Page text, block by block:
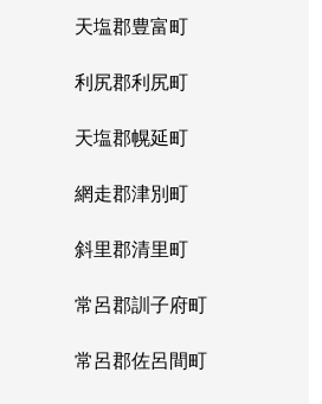
天塩郡豊富町
利尻郡利尻町
天塩郡幌延町
網走郡津別町
斜里郡清里町
常呂郡訓子府町
常呂郡佐呂間町